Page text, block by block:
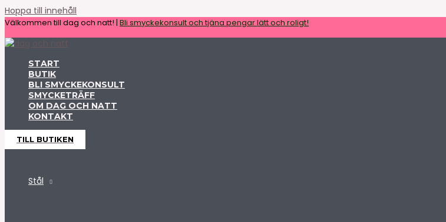
Hoppa till innehåll
Välkommen till dag och natt! | Bli smyckekonsult och tjäna pengar lätt och roligt!
START
BUTIK
BLI SMYCKEKONSULT
SMYCKETRÄFF
OM DAG OCH NATT
KONTAKT
TILL BUTIKEN
Stål